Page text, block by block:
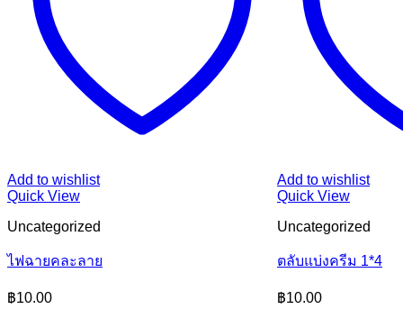
Add to wishlist
Quick View
Uncategorized
ไฟฉายคละลาย
฿10.00
Add to wishlist
Quick View
Uncategorized
ตลับแบ่งครีม 1*4
฿10.00